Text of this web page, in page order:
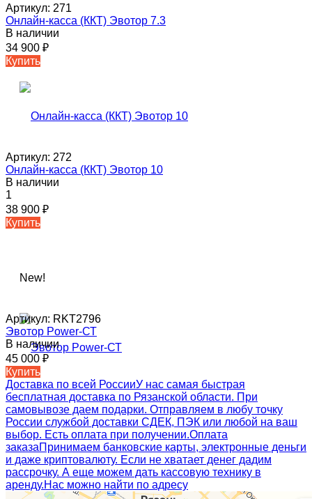
Артикул: 271
Онлайн-касса (ККТ) Эвотор 7.3
В наличии
34 900 ₽
Купить
Артикул: 272
Онлайн-касса (ККТ) Эвотор 10
В наличии
1
38 900 ₽
Купить
New!
Артикул: RKT2796
Эвотор Power-СТ
В наличии
45 000 ₽
Купить
Доставка по всей РоссииУ нас самая быстрая
бесплатная доставка по Рязанской области. При
самовывозе даем подарки. Отправляем в любу точку
России службой доставки СДЕК, ПЭК или любой на ваш
выбор. Есть оплата при получении.Оплата
заказаПринимаем банковские карты, электронные деньги
и даже криптовалюту. Если не хватает денег дадим
рассрочку. А еще можем дать кассовую технику в
аренду.Нас можно найти по адресу